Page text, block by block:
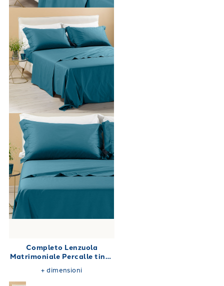
Completo Lenzuola
Matrimoniale Percalle tinta
unita 180X200
+dimensioni